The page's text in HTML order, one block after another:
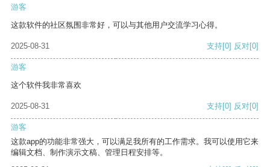
游客
这款软件的社区氛围非常好，可以与其他用户交流学习心得。
2025-08-31 支持[0] 反对[0]
游客
这个软件我非常喜欢
2025-08-31 支持[0] 反对[0]
游客
这款app的功能非常强大，可以满足我所有的工作需求。我可以使用它来
编辑文档、制作演示文稿、管理日程安排等。